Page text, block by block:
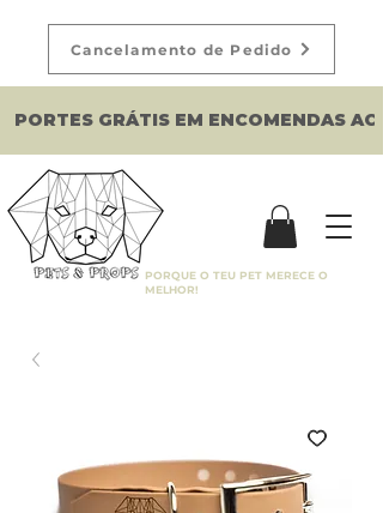
PORQUE O TEU PET MERECE O
MELHOR!
PORTES GRÁTIS EM ENCOMENDAS
Cancelamento de Pedido